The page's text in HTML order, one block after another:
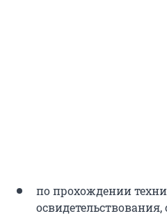
по прохождении